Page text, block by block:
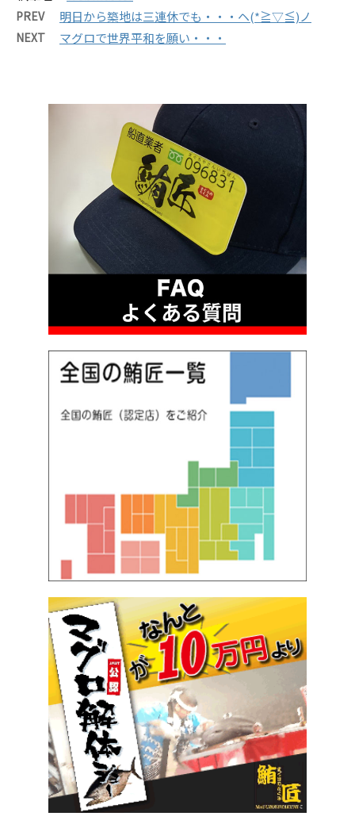
PREV 明日から築地は三連休でも・・・ヘ(*≧▽≦)ノ
NEXT マグロで世界平和を願い・・・